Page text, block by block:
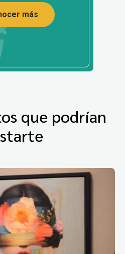
más
que podrían